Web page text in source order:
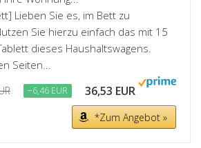
Lieben Sie es, im Bett zu
Sie hierzu einfach das mit 15
dieses Haushaltswagens.
Seiten...
−6,46 EUR 36,53 EUR
*Zum Angebot »